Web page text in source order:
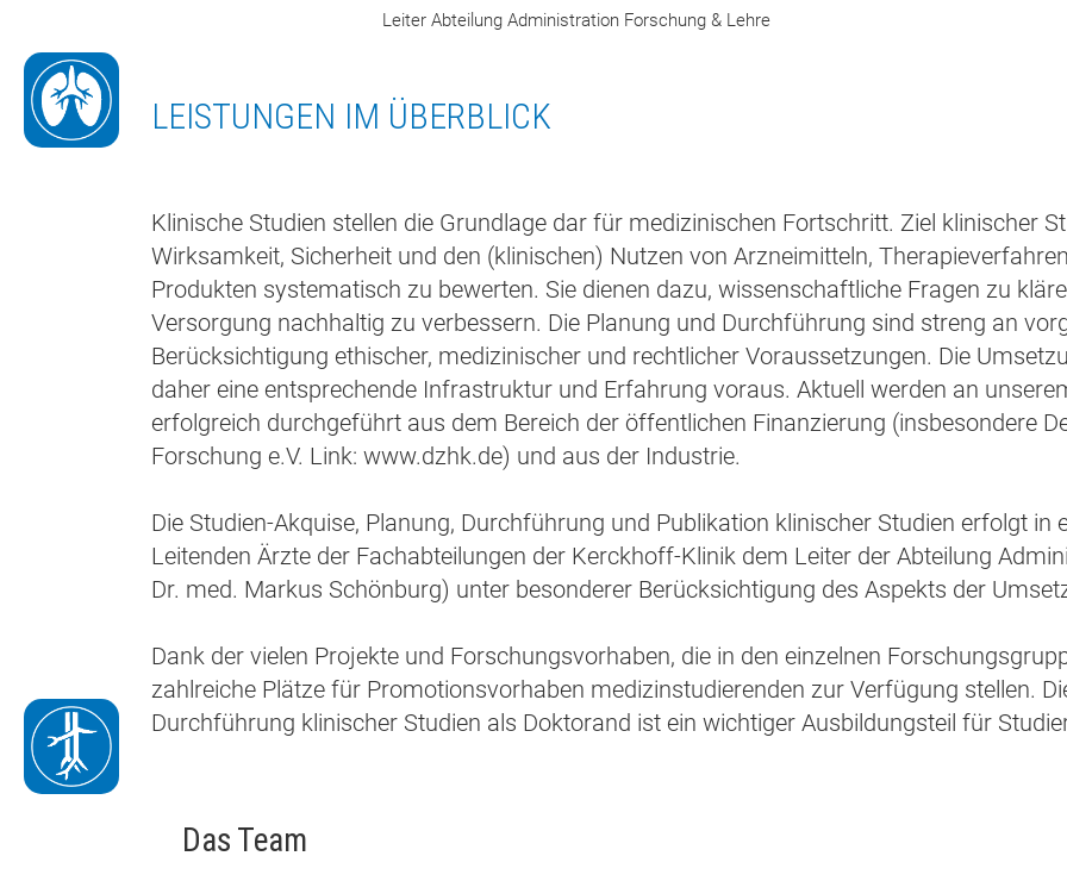
Lunge
Leiter Abteilung Administration Forschung & Lehre
LEISTUNGEN IM ÜBERBLICK
Klinische Studien stellen die Grundlage dar für medizinischen Fortschritt. Ziel klinischer
Wirksamkeit, Sicherheit und den (klinischen) Nutzen von Arzneimitteln,
Produkten systematisch zu bewerten. Sie dienen dazu, wissenschaftliche Fragen zu
Versorgung nachhaltig zu verbessern. Die Planung und Durchführung sind streng an
Berücksichtigung ethischer, medizinischer und rechtlicher Voraussetzungen. Die
daher eine entsprechende Infrastruktur und Erfahrung voraus. Aktuell werden an
erfolgreich durchgeführt aus dem Bereich der öffentlichen Finanzierung (insbesondere
Forschung e.V. Link: www.dzhk.de) und aus der Industrie.
Die Studien-Akquise, Planung, Durchführung und Publikation klinischer Studien erfolgt
Leitenden Ärzte der Fachabteilungen der Kerckhoff-Klinik dem Leiter der Abteilung
Dr. med. Markus Schönburg) unter besonderer Berücksichtigung des Aspekts der
Dank der vielen Projekte und Forschungsvorhaben, die in den einzelnen
zahlreiche Plätze für Promotionsvorhaben medizinstudierenden zur Verfügung stellen.
Durchführung klinischer Studien als Doktorand ist ein wichtiger Ausbildungsteil für
Das Team